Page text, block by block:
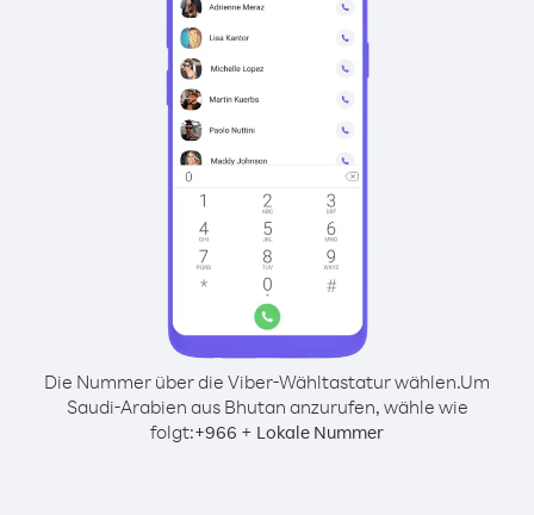
Die Nummer über die Viber-Wähltastatur wählen.Um
Saudi-Arabien aus Bhutan anzurufen, wähle wie
folgt:+966 + Lokale Nummer